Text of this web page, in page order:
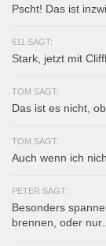
Pscht! Das ist
611 SAGT:
Stark, jetzt mit
TOM SAGT:
Das ist es nicht,
TOM SAGT:
Auch wenn ich
PETER SAGT:
Besonders
brennen, oder nur...